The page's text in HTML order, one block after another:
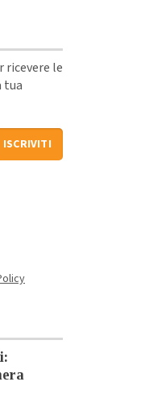
ricevere le
tua
ISCRIVITI